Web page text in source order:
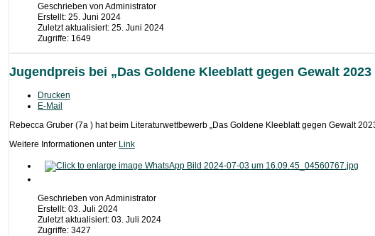
Geschrieben von Administrator
Erstellt: 25. Juni 2024
Zuletzt aktualisiert: 25. Juni 2024
Zugriffe: 1649
Jugendpreis bei „Das Goldene Kleeblatt gegen Gewalt
Drucken
E-Mail
Rebecca Gruber (7a ) hat beim Literaturwettbewerb „Das Goldene Kleeblatt gegen Gewalt
Weitere Informationen unter Link
Geschrieben von Administrator
Erstellt: 03. Juli 2024
Zuletzt aktualisiert: 03. Juli 2024
Zugriffe: 3427